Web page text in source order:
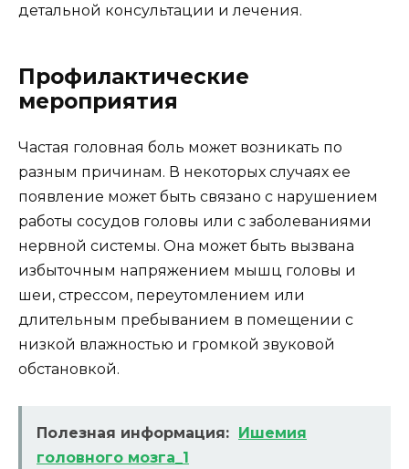
детальной консультации и лечения.
Профилактические
мероприятия
Частая головная боль может возникать по
разным причинам. В некоторых случаях ее
появление может быть связано с нарушением
работы сосудов головы или с заболеваниями
нервной системы. Она может быть вызвана
избыточным напряжением мышц головы и
шеи, стрессом, переутомлением или
длительным пребыванием в помещении с
низкой влажностью и громкой звуковой
обстановкой.
Полезная информация: Ишемия
головного мозга_1